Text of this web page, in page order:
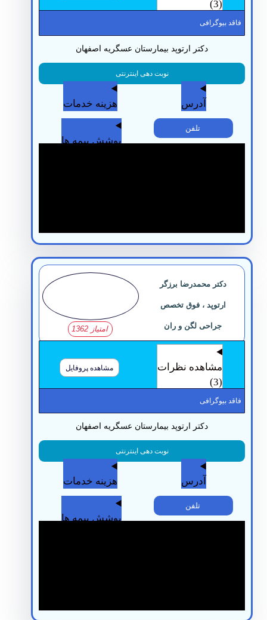
بیوگرافی
دکتر ارتوپد بیمارستان عسگریه اصفهان
نوبت دهی اینترنتی
هزینه خدمات
پوشش بیمه ها
دکتر محمدرضا برزگر
ارتوپد ، فوق تخصص
جراحی لگن و ران
مشاهده نظرات
مشاهده پروفایل
بیوگرافی
دکتر ارتوپد بیمارستان عسگریه اصفهان
نوبت دهی اینترنتی
هزینه خدمات
پوشش بیمه ها